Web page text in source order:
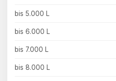
bis 5.000 L
bis 6.000 L
bis 7.000 L
bis 8.000 L